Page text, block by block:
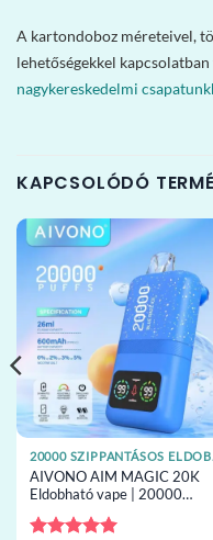
A kartondoboz méreteivel,
lehetőségekkel
nagykereskedelmi
KAPCSOLÓDÓ
AIVONO AIM MAGIC 20K
Eldobható vape | 20000
szippantás, LCD kijelző, mesh
tekercs, eldobható vape